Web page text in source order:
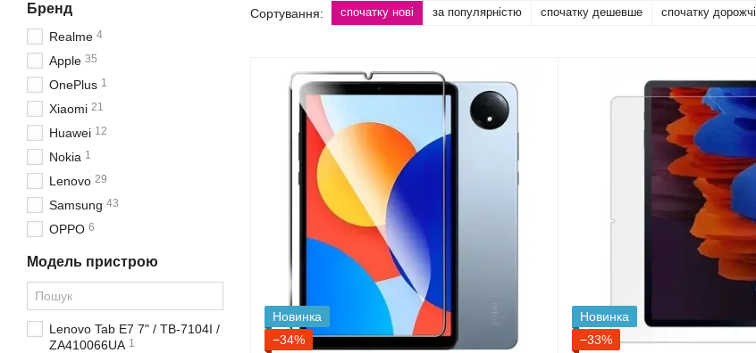
Сортування: спочатку нові за популярністю спочатку дешевше спочатку дорожчі
Новинка
−34%
Новинка
−33%
Бренд
Realme 4
Apple 35
OnePlus 1
Xiaomi 21
Huawei 12
Nokia 1
Lenovo 29
Samsung 43
OPPO 6
Модель пристрою
Lenovo Tab E7 7" / TB-7104I /
ZA410066UA 1